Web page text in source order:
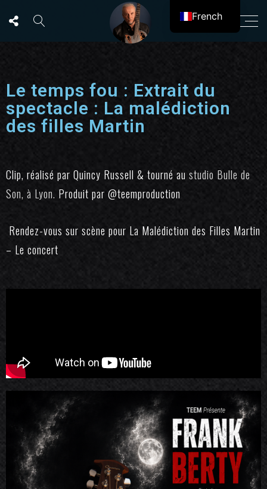
Le temps fou : Extrait du
spectacle : La malédiction
des filles Martin
Clip, réalisé par Quincy Russell & tourné au studio Bulle de
Son, à Lyon. Produit par ‪@teemproduction‬
Rendez-vous sur scène pour La Malédiction des Filles Martin
– Le concert
French
English